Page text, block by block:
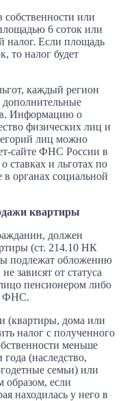
или
6 соток или
налог. Если площадь
то налог будет
каждый регион
дополнительные
Информацию о
физических лиц и
лиц можно
сайте ФНС России в
ставках и льготах по
органах социальной
квартиры
должен
(ст. 214.10 НК
подлежат обложению
зависят от статуса
пенсионером либо
ФНС.
(квартиры, дома или
налог с полученного
меньше
(наследство,
семьи) или
образом, если
находилась у него в